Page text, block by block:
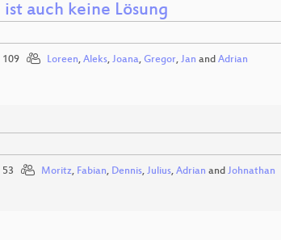
auch keine Lösung
109 Loreen, Aleks, Joana, Gregor, Jan and Adrian
53 Moritz, Fabian, Dennis, Julius, Adrian and Johnathan